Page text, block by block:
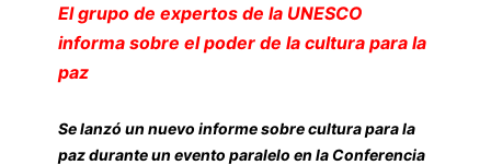
El grupo de expertos de la UNESCO
informa sobre el poder de la cultura para la
paz
Se lanzó un nuevo informe sobre cultura para la
paz durante un evento paralelo en la Conferencia